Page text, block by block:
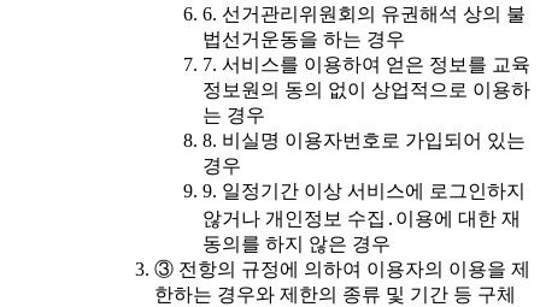
6. 선거관리위원회의 유권해석 상의 불
법선거운동을 하는 경우
7. 서비스를 이용하여 얻은 정보를 교육
정보원의 동의 없이 상업적으로 이용하
는 경우
8. 비실명 이용자번호로 가입되어 있는
경우
9. 일정기간 이상 서비스에 로그인하지
않거나 개인정보 수집․이용에 대한 재
동의를 하지 않은 경우
③ 전항의 규정에 의하여 이용자의 이용을 제
한하는 경우와 제한의 종류 및 기간 등 구체